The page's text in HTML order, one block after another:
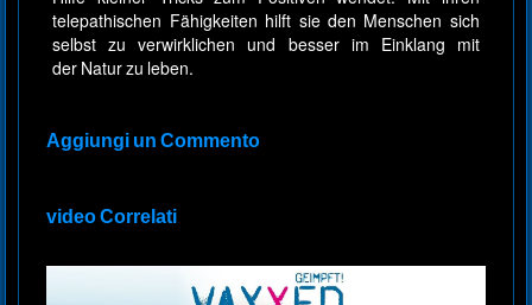
telepathischen Fähigkeiten hilft sie den Menschen sich
selbst zu verwirklichen und besser im Einklang mit
der Natur zu leben.
Aggiungi un Commento
video Correlati